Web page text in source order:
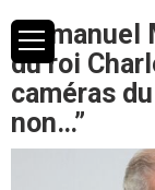
Emmanuel
du roi
caméras
non…”